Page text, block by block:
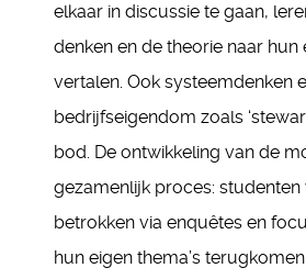
elkaar in discussie te gaan,
denken en de theorie naar hun
vertalen. Ook systeemdenken
bedrijfseigendom zoals
bod. De ontwikkeling van de
gezamenlijk proces:
betrokken via enquêtes en
hun eigen thema’s